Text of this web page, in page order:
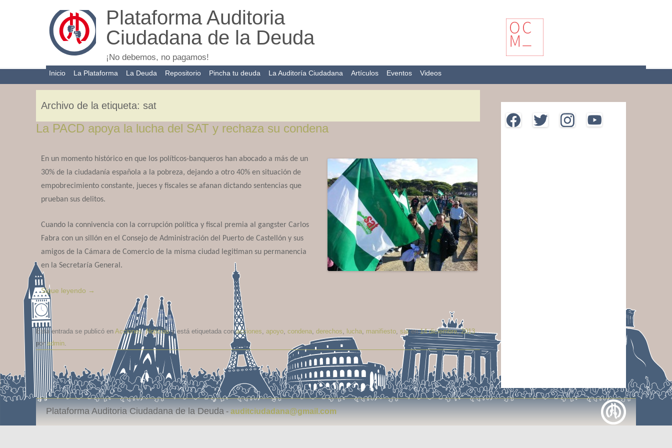
Plataforma Auditoria
Ciudadana de la Deuda
¡No debemos, no pagamos!
Inicio
La Plataforma
¿Quiénes somos?
Estado Español
La Deuda
La deuda en 10
minutos
Documentación
Contador de Deuda
Repositorio Pincha tu deuda La Auditoría Ciudadana Artículos Eventos Videos
Archivo de la etiqueta: sat
La PACD apoya la lucha del SAT y rechaza su condena
En un momento histórico en que los políticos-banqueros han abocado a más de un
30% de la ciudadanía española a la pobreza, dejando a otro 40% en situación de
empobrecimiento constante, jueces y fiscales se afanan dictando sentencias que
prueban sus delitos.
Cuando la connivencia con la corrupción política y fiscal premia al gangster Carlos
Fabra con un sillón en el Consejo de Administración del Puerto de Castellón y sus
amigos de la Cámara de Comercio de la misma ciudad legitiman su permanencia
en la Secretaría General.
Sigue leyendo →
Esta entrada se publicó en Acciones,Noticiasy está etiquetada conacciones, apoyo, condena, derechos, lucha, manifiesto, saten14 diciembre, 2013
poradmin.
Plataforma Auditoria Ciudadana de la Deuda - auditciudadana@gmail.com